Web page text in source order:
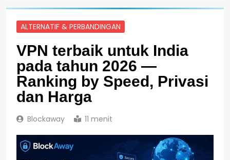
ALTERNATIF & PERBANDINGAN
VPN terbaik untuk India
pada tahun 2026 —
Ranking by Speed, Privasi
dan Harga
Blockaway 11 menit